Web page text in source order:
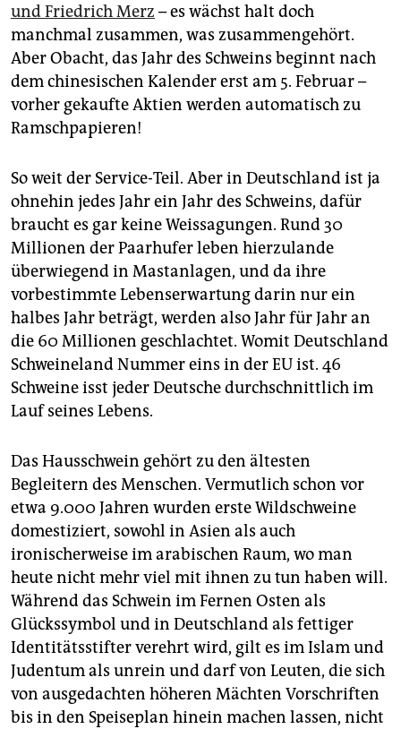
und Friedrich Merz – es wächst halt doch
manchmal zusammen, was zusammengehört.
Aber Obacht, das Jahr des Schweins beginnt nach
dem chinesischen Kalender erst am 5. Februar –
vorher gekaufte Aktien werden automatisch zu
Ramschpapieren!
So weit der Service-Teil. Aber in Deutschland ist ja
ohnehin jedes Jahr ein Jahr des Schweins, dafür
braucht es gar keine Weissagungen. Rund 30
Millionen der Paarhufer leben hierzulande
überwiegend in Mastanlagen, und da ihre
vorbestimmte Lebenserwartung darin nur ein
halbes Jahr beträgt, werden also Jahr für Jahr an
die 60 Millionen geschlachtet. Womit Deutschland
Schweineland Nummer eins in der EU ist. 46
Schweine isst jeder Deutsche durchschnittlich im
Lauf seines Lebens.
Das Hausschwein gehört zu den ältesten
Begleitern des Menschen. Vermutlich schon vor
etwa 9.000 Jahren wurden erste Wildschweine
domestiziert, sowohl in Asien als auch
ironischerweise im arabischen Raum, wo man
heute nicht mehr viel mit ihnen zu tun haben will.
Während das Schwein im Fernen Osten als
Glückssymbol und in Deutschland als fettiger
Identitätsstifter verehrt wird, gilt es im Islam und
Judentum als unrein und darf von Leuten, die sich
von ausgedachten höheren Mächten Vorschriften
bis in den Speiseplan hinein machen lassen, nicht